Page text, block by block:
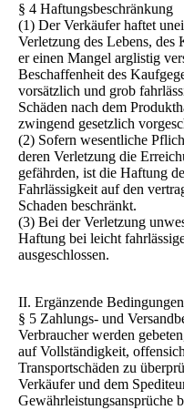
§ 4 Haftungsbeschränkung
(1) Der Verkäufer haftet
Verletzung des Lebens, des
er einen Mangel arglistig
Beschaffenheit des
vorsätzlich und grob
Schäden nach dem
zwingend gesetzlich
(2) Sofern wesentliche
deren Verletzung die
gefährden, ist die Haftung
Fahrlässigkeit auf den
Schaden beschränkt.
(3) Bei der Verletzung
Haftung bei leicht
ausgeschlossen.
II. Ergänzende
§ 5 Zahlungs- und
Verbraucher werden
auf Vollständigkeit,
Transportschäden zu
Verkäufer und dem
Gewährleistungsansprüche